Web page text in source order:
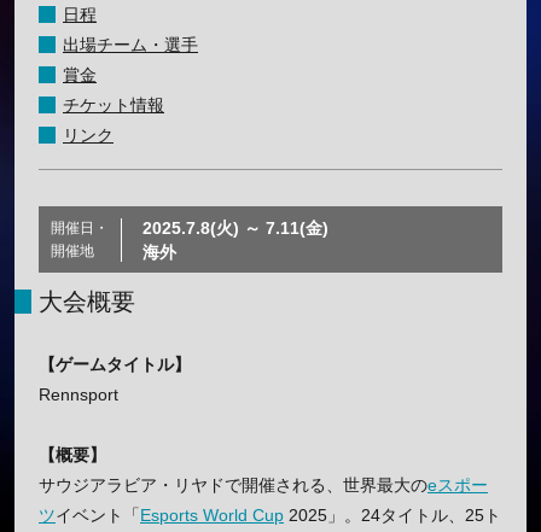
日程
出場チーム・選手
賞金
チケット情報
リンク
開催日・
開催地
2025.7.8(火) ～ 7.11(金)
海外
大会概要
【ゲームタイトル】
Rennsport
【概要】
サウジアラビア・リヤドで開催される、世界最大のeスポー
ツイベント「Esports World Cup 2025」。24タイトル、25ト